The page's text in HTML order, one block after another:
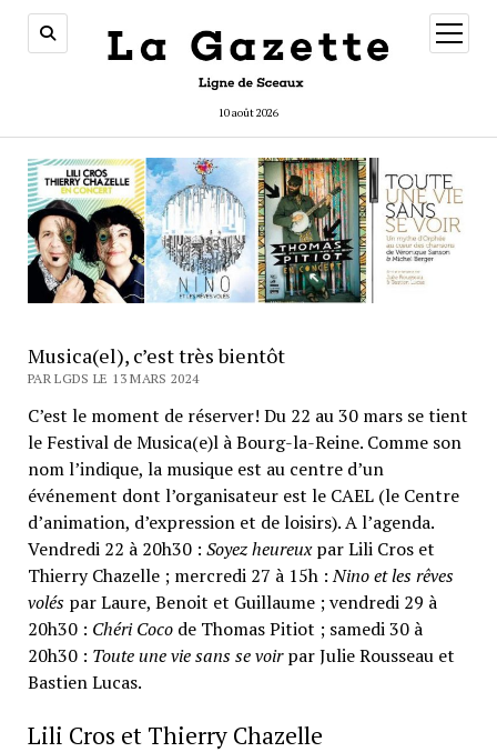
10 août 2026
ouvrir
menu
Musica(el), c’est très bientôt
PAR LGDS LE 13 MARS 2024
C’est le moment de réserver! Du 22 au 30 mars se tient
le Festival de Musica(e)l à Bourg-la-Reine. Comme son
nom l’indique, la musique est au centre d’un
événement dont l’organisateur est le CAEL (le Centre
d’animation, d’expression et de loisirs). A l’agenda.
Vendredi 22 à 20h30 : Soyez heureuxpar Lili Cros et
Thierry Chazelle ; mercredi 27 à 15h :Nino et les rêves
voléspar Laure, Benoit et Guillaume ; vendredi 29 à
20h30 : Chéri Coco de Thomas Pitiot ; samedi 30 à
20h30 : Toute une vie sans se voirpar Julie Rousseau et
Bastien Lucas.
Lili Cros et Thierry Chazelle